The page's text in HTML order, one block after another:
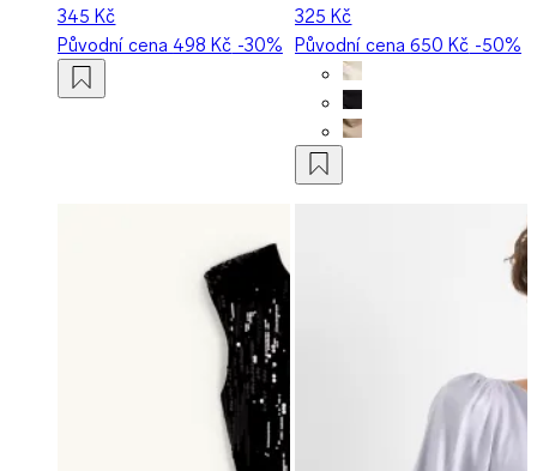
345 Kč
Původní cena 498 Kč -30%
325 Kč
Původní cena650 Kč -50%